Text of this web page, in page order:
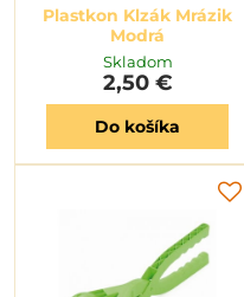
Plastkon Klzák Mrázik
Modrá
Skladom
2,50 €
Do košíka